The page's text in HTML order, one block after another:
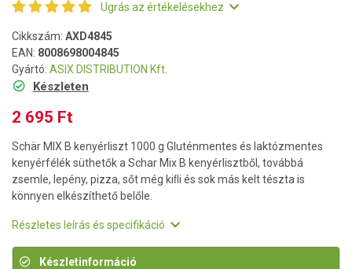
Ugrás az értékelésekhez
Cikkszám: AXD4845
EAN: 8008698004845
Gyártó: ASIX DISTRIBUTION Kft.
Készleten
2 695 Ft
Schär MIX B kenyérliszt 1000 g Gluténmentes és laktózmentes
kenyérfélék süthetők a Schar Mix B kenyérlisztből, továbbá
zsemle, lepény, pizza, sőt még kiﬂi és sok más kelt tészta is
könnyen elkészíthető belőle.
Részletes leírás és specifikáció
Készletinformáció